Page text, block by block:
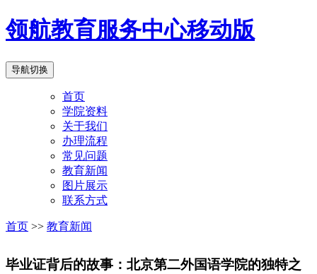
领航教育服务中心移动版
导航切换
首页
学院资料
关于我们
办理流程
常见问题
教育新闻
图片展示
联系方式
首页 >> 教育新闻
毕业证背后的故事：北京第二外国语学院的独特之